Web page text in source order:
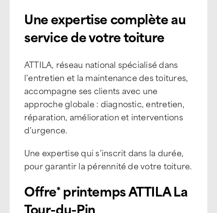
Une expertise complète au
service de votre toiture
ATTILA, réseau national spécialisé dans
l’entretien et la maintenance des toitures,
accompagne ses clients avec une
approche globale : diagnostic, entretien,
réparation, amélioration et interventions
d’urgence.
Une expertise qui s’inscrit dans la durée,
pour garantir la pérennité de votre toiture.
Offre* printemps ATTILA La
Tour-du-Pin